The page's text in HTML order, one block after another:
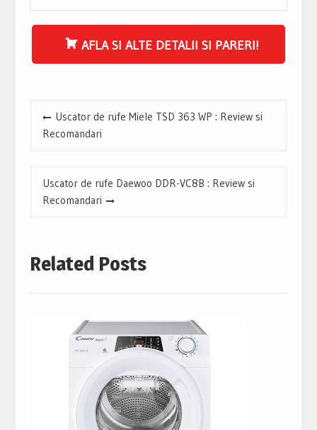
AFLA SI ALTE DETALII SI PARERI!
Navigare
Uscator de rufe Miele TSD 363 WP : Review si
Recomandari
Uscator de rufe Daewoo DDR-VC8B : Review si
Recomandari
Related Posts